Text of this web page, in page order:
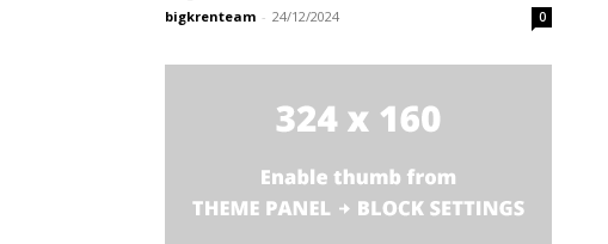
bigkrenteam - 24/12/2024 0